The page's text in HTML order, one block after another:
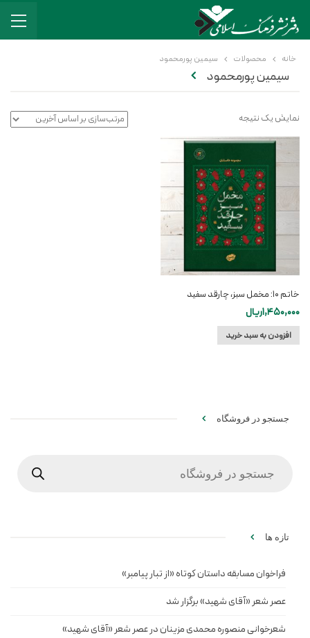
خانه محصولات سیمین پورمحمود
سیمین پورمحمود
نمایش یک نتیجه
خاتم ۱۰: مخمل سبز،‌ چارقد سفید
1,450,000ریال
افزودن به سبد خرید
جستجو در فروشگاه
تازه ها
فراخوان مسابقه داستان کوتاه «از تبار پیامبر»
عصر شعر «آقای شهید» برگزار شد
شعرخوانی منصوره محمدی مزینان در عصر شعر «آقای شهید»